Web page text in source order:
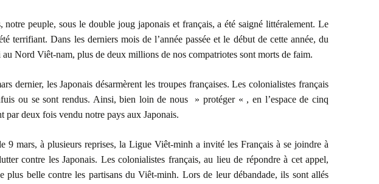
notre peuple, sous le double joug japonais et français, a été saigné littéralement. Le
terrifiant. Dans les derniers mois de l’année passée et le début de cette année, du
Nord Viêt-nam, plus de deux millions de nos compatriotes sont morts de faim.
dernier, les Japonais désarmèrent les troupes françaises. Les colonialistes français
ou se sont rendus. Ainsi, bien loin de nous » protéger « , en l’espace de cinq
par deux fois vendu notre pays aux Japonais.
9 mars, à plusieurs reprises, la Ligue Viêt-minh a invité les Français à se joindre à
contre les Japonais. Les colonialistes français, au lieu de répondre à cet appel,
plus belle contre les partisans du Viêt-minh. Lors de leur débandade, ils sont allés